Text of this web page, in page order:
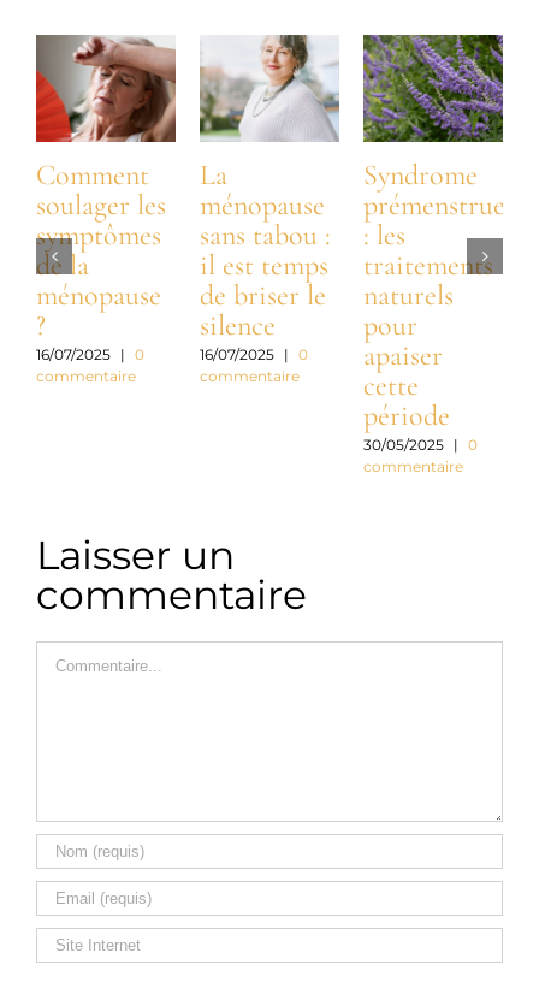
Comment
soulager les
symptômes
de la
ménopause
?
16/07/2025 | 0
commentaire
La
ménopause
sans tabou :
il est temps
de briser le
silence
16/07/2025 | 0
commentaire
Syndrome
prémenstruel
: les
traitements
naturels
pour
apaiser
cette
période
30/05/2025 | 0
commentaire
Laisser un
commentaire
Commentaire